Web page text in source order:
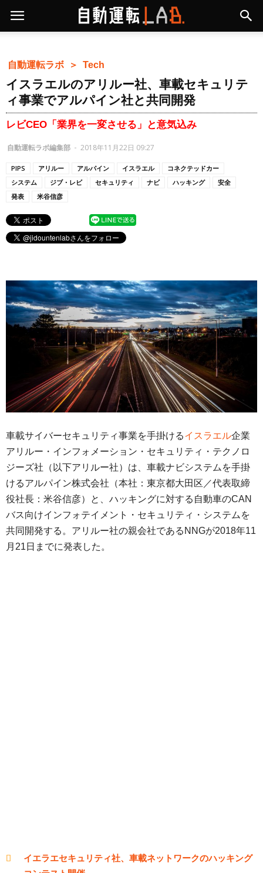
自動運転ラボ ＞ Tech
イスラエルのアリルー社、車載セキュリテ
ィ事業でアルパイン社と共同開発
レビCEO「業界を一変させる」と意気込み
自動運転ラボ編集部 - 2018年11月22日 09:27
PIPS アリルー アルパイン イスラエル
コネクテッドカー
システム
ジブ・レビ セキュリティ ナビ ハッキング
安全
発表
米谷信彦
車載サイバーセキュリティ事業を手掛けるイスラエル企業
アリルー・インフォメーション・セキュリティ・テクノロ
ジーズ社（以下アリルー社）は、車載ナビシステムを手掛
けるアルパイン株式会社（本社：東京都大田区／代表取締
役社長：米谷信彦）と、ハッキングに対する自動車のCAN
バス向けインフォテイメント・セキュリティ・システムを
共同開発する。アリルー社の親会社であるNNGが2018年11
月21日までに発表した。
イエラエセキュリティ社、車載ネットワークのハッキング